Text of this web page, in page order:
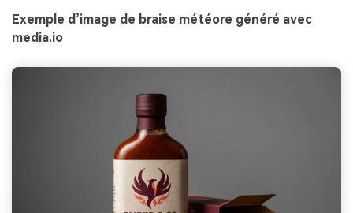
Exemple d’image de braise météore généré avec
media.io